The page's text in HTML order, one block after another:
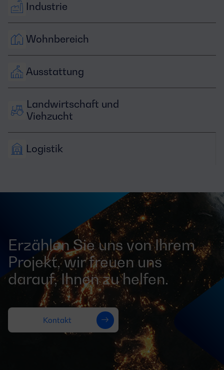
Industrie
Wohnbereich
Ausstattung
Landwirtschaft und
Viehzucht
Logistik
Erzählen Sie uns von Ihrem
Projekt, wir freuen uns
darauf, Ihnen zu helfen.
Kontakt